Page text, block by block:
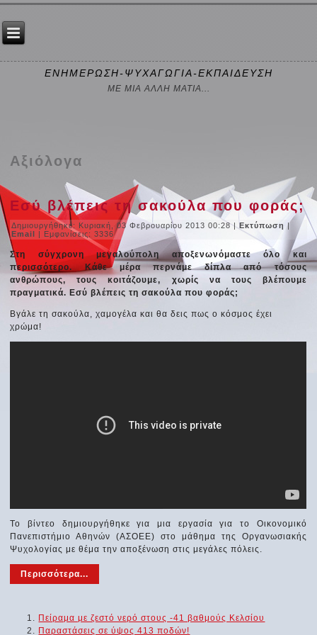
ΕΝΗΜΕΡΩΣΗ-ΨΥΧΑΓΩΓΙΑ-ΕΚΠΑΙΔΕΥΣΗ
ΜΕ ΜΙΑ ΑΛΛΗ ΜΑΤΙΑ...
Αξιόλογα
Εσύ βλέπεις τη σακούλα που φοράς;
Δημιουργήθηκε: Κυριακή, 03 Φεβρουαρίου 2013 00:28|Εκτύπωση|
Email | Εμφανίσεις: 3336
Στη σύγχρονη μεγαλούπολη αποξενωνόμαστε όλο και
περισσότερο. Κάθε μέρα περνάμε δίπλα από τόσους
ανθρώπους, τους κοιτάζουμε, χωρίς να τους βλέπουμε
πραγματικά. Εσύ βλέπεις τη σακούλα που φοράς;
Βγάλε τη σακούλα, χαμογέλα και θα δεις πως ο κόσμος έχει
χρώμα!
Το βίντεο δημιουργήθηκε για μια εργασία για το Οικονομικό
Πανεπιστήμιο Αθηνών (ΑΣΟΕΕ) στο μάθημα της Οργανωσιακής
Ψυχολογίας με θέμα την αποξένωση στις μεγάλες πόλεις.
Περισσότερα...
Πείραμα με ζεστό νερό στους -41 βαθμούς Κελσίου
Παραστάσεις σε ύψος 413 ποδών!